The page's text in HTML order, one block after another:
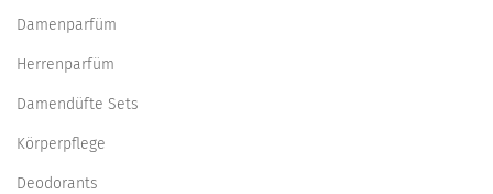
Damenparfüm
Herrenparfüm
Damendüfte Sets
Körperpflege
Deodorants